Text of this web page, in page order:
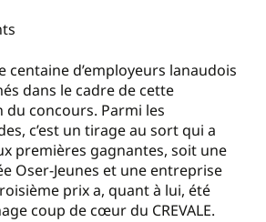
centaine d’employeurs lanaudois
dans le cadre de cette
concours. Parmi les
c’est un tirage au sort qui a
premières gagnantes, soit une
Oser-Jeunes et une entreprise
prix a, quant à lui, été
coup de cœur du CREVALE.